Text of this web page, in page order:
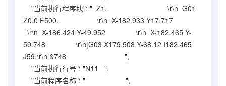
"当前执行程序块": " Z1. \r\n G01
Z0.0 F500. \r\n X-182.933 Y17.717
\r\n X-186.424 Y-49.952 \r\n X-182.465 Y-
59.748 \r\n|G03 X179.508 Y-68.12 I182.465
J59.\r\n &748 ",
"当前执行行号": "N11 ",
"当前程序名称": " ",